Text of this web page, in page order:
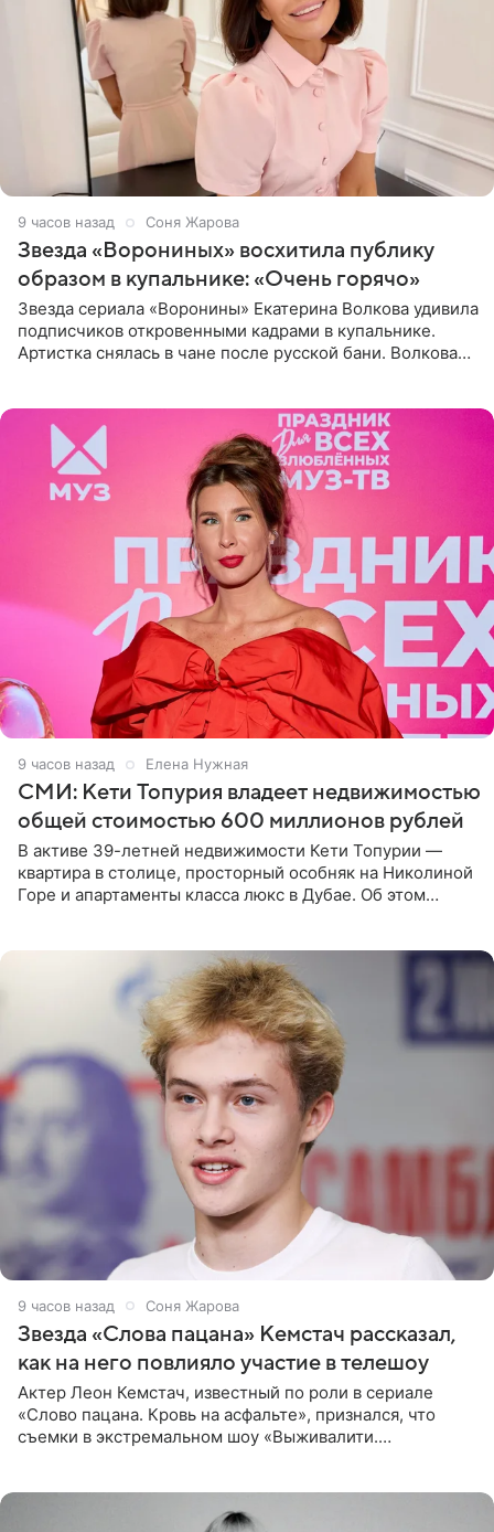
9 часов назад Соня Жарова
Звезда «Ворониных» восхитила публику
образом в купальнике: «Очень горячо»
Звезда сериала «Воронины» Екатерина Волкова удивила
подписчиков откровенными кадрами в купальнике.
Артистка снялась в чане после русской бани. Волкова
9 часов назад Елена Нужная
СМИ: Кети Топурия владеет недвижимостью
общей стоимостью 600 миллионов рублей
В активе 39-летней недвижимости Кети Топурии —
квартира в столице, просторный особняк на Николиной
Горе и апартаменты класса люкс в Дубае. Об этом
9 часов назад Соня Жарова
Звезда «Слова пацана» Кемстач рассказал,
как на него повлияло участие в телешоу
Актер Леон Кемстач, известный по роли в сериале
«Слово пацана. Кровь на асфальте», признался, что
съемки в экстремальном шоу «Выживалити.